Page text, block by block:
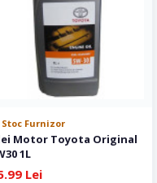
Stoc Furnizor
Motor Toyota Original
1L
Lei